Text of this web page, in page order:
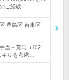
ご経験
豊島区 台東区
当＋賞与（年2
ルを考慮…